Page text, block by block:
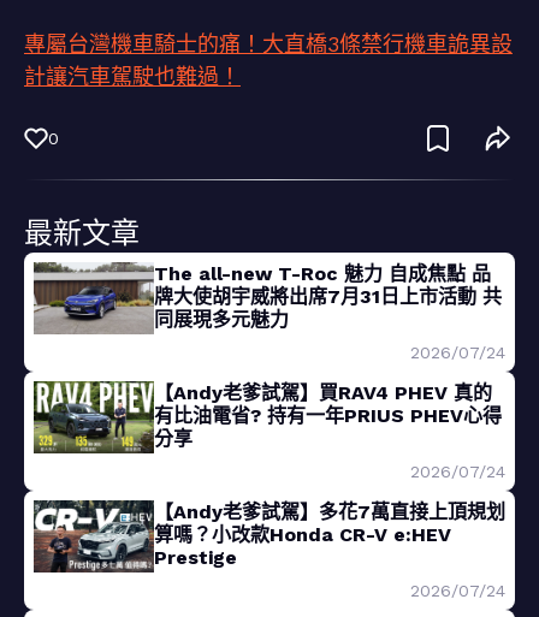
專屬台灣機車騎士的痛！大直橋3條禁行機車詭異設
計讓汽車駕駛也難過！
0
最新文章
The all-new T-Roc 魅力 自成焦點 品
牌大使胡宇威將出席7月31日上市活動 共
同展現多元魅力
2026/07/24
【Andy老爹試駕】買RAV4 PHEV 真的
有比油電省? 持有一年PRIUS PHEV心得
分享
2026/07/24
【Andy老爹試駕】多花7萬直接上頂規划
算嗎？小改款Honda CR-V e:HEV
Prestige
2026/07/24